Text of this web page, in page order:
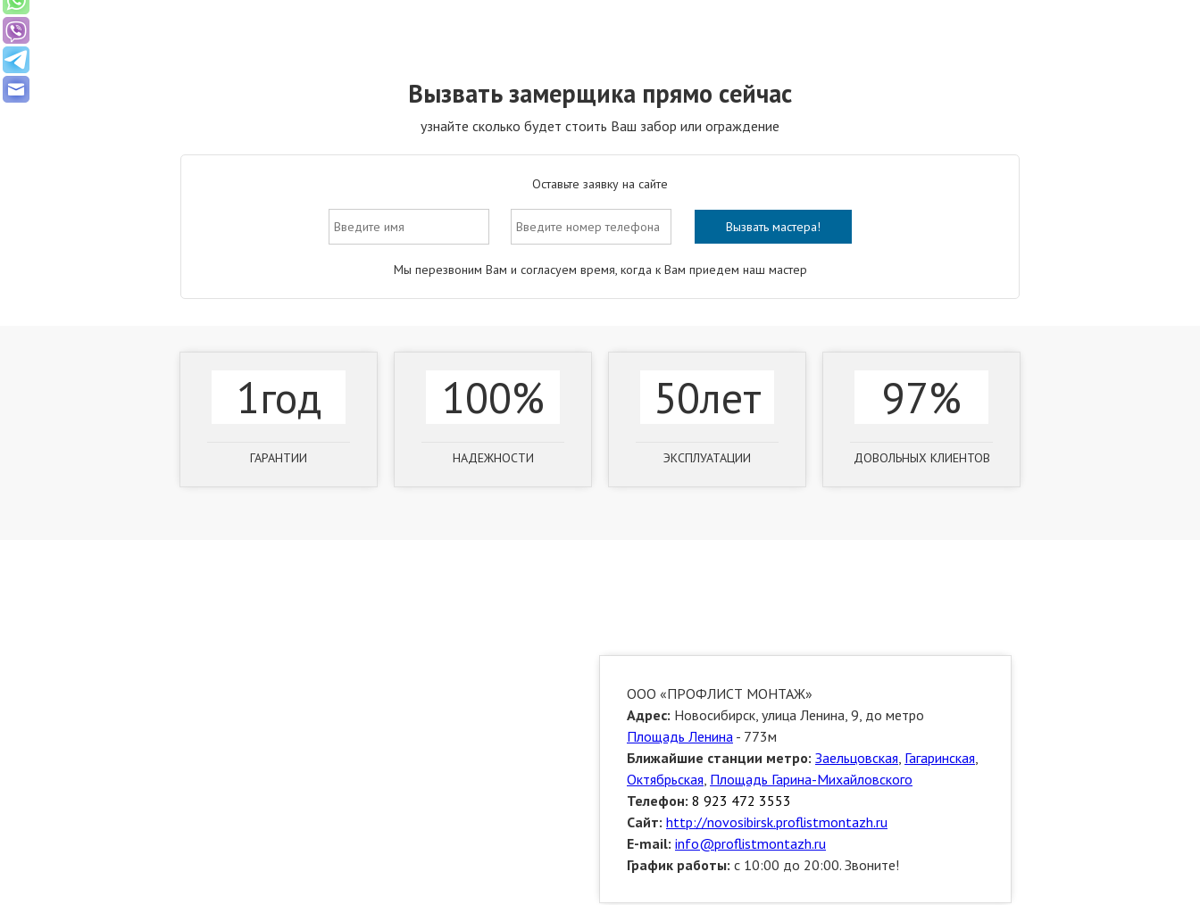
Вызвать замерщика прямо сейчас
узнайте сколько будет стоить Ваш забор или ограждение
Оставьте заявку на сайте
Мы перезвоним Вам и согласуем время, когда к Вам приедем наш мастер
1год
ГАРАНТИИ
100%
НАДЕЖНОСТИ
50лет
ЭКСПЛУАТАЦИИ
97%
ДОВОЛЬНЫХ КЛИЕНТОВ
ООО «ПРОФЛИСТ МОНТАЖ»
Адрес: Новосибирск, улица Ленина, 9, до метро
Площадь Ленина - 773м
Ближайшие станции метро: Заельцовская Гагаринская
Октябрьская Площадь Гарина-Михайловского
Телефон: 8 923 472 3553
Сайт: http://novosibirsk.proflistmontazh.ru
E-mail: info@proflistmontazh.ru
График работы: с 10:00 до 20:00. Звоните!